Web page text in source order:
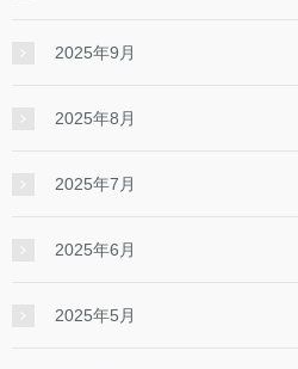
2025年9月
2025年8月
2025年7月
2025年6月
2025年5月